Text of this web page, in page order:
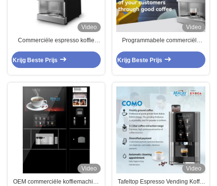
Video
Commerciële espresso koffie
mobiele betaling / munten
Krijg Beste Prijs
Video
Programmabele commerciële
koffiezetapparaat
Krijg Beste Prijs
Video
OEM commerciële koffiemachine
Video
Tafeltop Espresso Vending Koffie